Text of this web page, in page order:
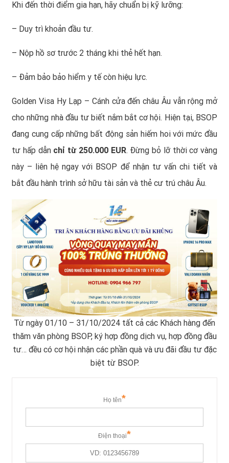
Khi đến thời điểm gia hạn, hãy chuẩn bị kỹ lưỡng:
– Duy trì khoản đầu tư.
– Nộp hồ sơ trước 2 tháng khi thẻ hết hạn.
– Đảm bảo bảo hiểm y tế còn hiệu lực.
Golden Visa Hy Lạp – Cánh cửa đến châu Âu vẫn rộng mở
cho những nhà đầu tư biết nắm bắt cơ hội. Hiện tại, BSOP
đang cung cấp những bất động sản hiếm hoi với mức đầu
tư hấp dẫn chỉ từ 250.000 EUR. Đừng bỏ lỡ thời cơ vàng
này – liên hệ ngay với BSOP để nhận tư vấn chi tiết và
bắt đầu hành trình sở hữu tài sản và thẻ cư trú châu Âu.
Từ ngày 01/10 – 31/10/2024 tất cả các Khách hàng đến
thăm văn phòng BSOP, ký hợp đồng dịch vụ, hợp đồng đầu
tư… đều có cơ hội nhận các phần quà và ưu đãi đầu tư đặc
biệt từ BSOP.